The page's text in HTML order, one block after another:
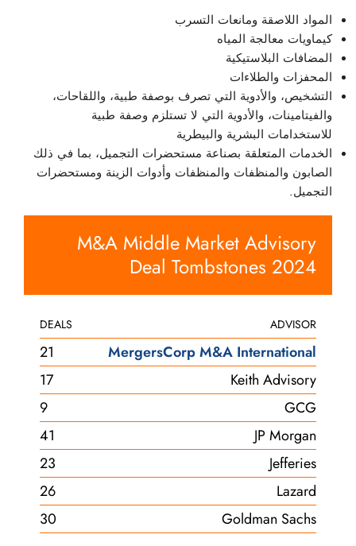
المواد اللاصقة ومانعات التسرب
كيماويات معالجة المياه
المضافات البلاستيكية
المحفزات والطلاءات
التشخيص، والأدوية التي تصرف بوصفة طبية، واللقاحات،
والفيتامينات، والأدوية التي لا تستلزم وصفة طبية
للاستخدامات البشرية والبيطرية
الخدمات المتعلقة بصناعة مستحضرات التجميل، بما في ذلك
الصابون والمنظفات والمنظفات وأدوات الزينة ومستحضرات
التجميل.
M&A Middle Market Advisory
Deal Tombstones 2024
ADVISOR
DEALS
MergersCorp M&A International
21
Keith Advisory
17
GCG
9
JP Morgan
41
Jefferies
23
Lazard
26
Goldman Sachs
30